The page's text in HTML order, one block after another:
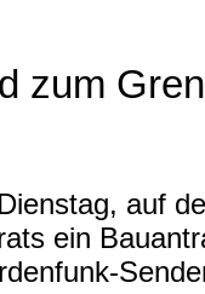
zum
auf
ein